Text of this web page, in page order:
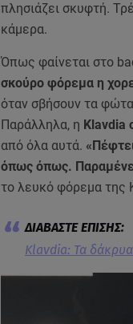
πλησιάζει σκυφτή.
κάμερα.
Όπως φαίνεται στο
σκούρο φόρεμα η
όταν σβήσουν τα φώτα
Παράλληλα, η Klavdia
από όλα αυτά.
όπως όπως.
το λευκό φόρεμα της
Klavdia: Τα δάκρυα